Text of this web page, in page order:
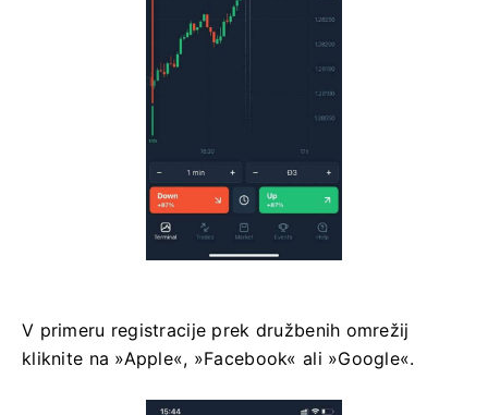
V primeru registracije prek družbenih omrežij
kliknite na »Apple«, »Facebook« ali »Google«.